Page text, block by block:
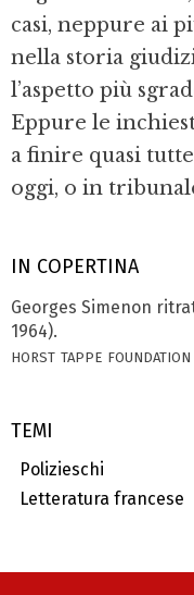
IN COPERTINA
Georges Simenon
1964).
horst tappe foundation
TEMI
Polizieschi
Letteratura francese
casi, neppure ai
nella storia
l’aspetto più
Eppure le
a finire quasi
oggi, o in